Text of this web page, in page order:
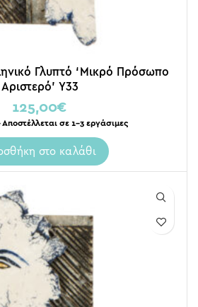
Γλυπτό ‘Μικρό Πρόσωπο
Αριστερό’ Y33
125,00€
Αποστέλλεται σε 1-3 εργάσιμες
στο καλάθι